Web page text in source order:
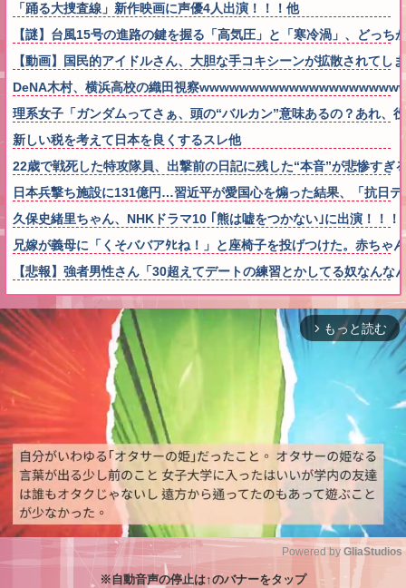
「踊る大捜査線」新作映画に声優4人出演！！！他
【謎】台風15号の進路の鍵を握る「高気圧」と「寒冷渦」、どっち
【動画】国民的アイドルさん、大胆な手コキシーンが拡散されてし
DeNA木村、横浜高校の織田視察
理系女子「ガンダムってさぁ、頭の“バルカン”意味あるの？あれ、
新しい税を考えて日本を良くするスレ他
22歳で戦死した特攻隊員、出撃前の日記に残した“本音”が悲惨すぎ
日本兵撃ち施設に131億円…習近平が愛国心を煽った結果、「抗日
久保史緒里ちゃん、NHKドラマ10 ｢熊は嘘をつかない｣に出演！！！
兄嫁が義母に「くそババアﾀﾋね！」と座椅子を投げつけた。赤ち
【悲報】強者男性さん「30超えてデートの練習とかしてる奴なん
arrow_forward_ios もっと読む
Powered by GliaStudios
※自動音声の停止は↑のバナーをタップ